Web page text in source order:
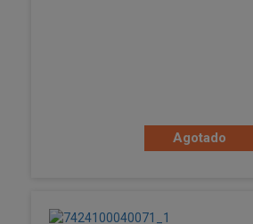
Agotado